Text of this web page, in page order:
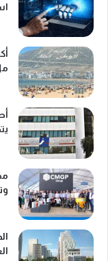
يتجاوز